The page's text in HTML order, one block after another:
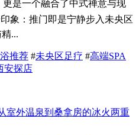
是一个融合了中式禅意与现
象：推门即是宁静步入未央区
...
推荐 #未央区足疗 #高端SPA
安探店